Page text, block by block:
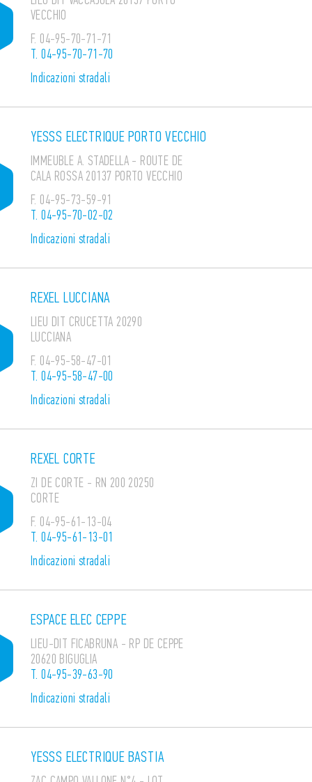
VECCHIO
F. 04-95-70-71-71
T.04-95-70-71-70
Indicazioni stradali
YESSS ELECTRIQUE PORTO VECCHIO
IMMEUBLE A. STADELLA - ROUTE DE
CALA ROSSA 20137 PORTO VECCHIO
F. 04-95-73-59-91
T.04-95-70-02-02
Indicazioni stradali
REXEL LUCCIANA
LIEU DIT CRUCETTA 20290
LUCCIANA
F. 04-95-58-47-01
T.04-95-58-47-00
Indicazioni stradali
REXEL CORTE
ZI DE CORTE - RN 200 20250
CORTE
F. 04-95-61-13-04
T.04-95-61-13-01
Indicazioni stradali
ESPACE ELEC CEPPE
LIEU-DIT FICABRUNA - RP DE CEPPE
20620 BIGUGLIA
T.04-95-39-63-90
Indicazioni stradali
YESSS ELECTRIQUE BASTIA